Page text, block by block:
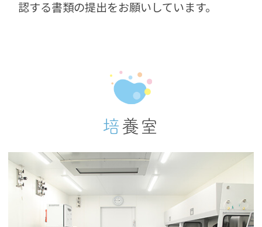
認する書類の提出をお願いしています。
培養室